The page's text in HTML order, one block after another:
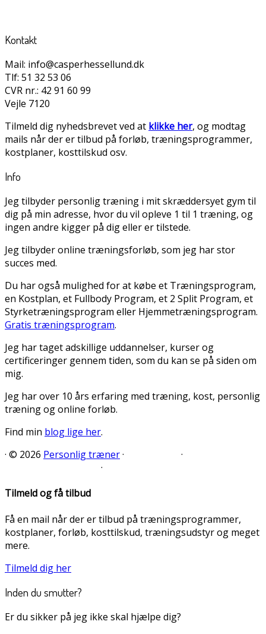
Kontakt
Mail: info@casperhessellund.dk
Tlf: 51 32 53 06
CVR nr.: 42 91 60 99
Vejle 7120
Tilmeld dig nyhedsbrevet ved at klikke her, og modtag
mails når der er tilbud på forløb, træningsprogrammer,
kostplaner, kosttilskud osv.
Info
Jeg tilbyder personlig træning i mit skræddersyet gym til
dig på min adresse, hvor du vil opleve 1 til 1 træning, og
ingen andre kigger på dig eller er tilstede.
Jeg tilbyder online træningsforløb, som jeg har stor
succes med.
Du har også mulighed for at købe et Træningsprogram,
en Kostplan, et Fullbody Program, et 2 Split Program, et
Styrketræningsprogram eller Hjemmetræningsprogram.
Gratis træningsprogram.
Jeg har taget adskillige uddannelser, kurser og
certificeringer gennem tiden, som du kan se på siden om
mig.
Jeg har over 10 års erfaring med træning, kost, personlig
træning og online forløb.
Find min blog lige her.
· © 2026 Personlig træner·
·
·
Tilmeld og få tilbud
Få en mail når der er tilbud på træningsprogrammer,
kostplaner, forløb, kosttilskud, træningsudstyr og meget
mere.
Tilmeld dig her
Inden du smutter?
Er du sikker på jeg ikke skal hjælpe dig?